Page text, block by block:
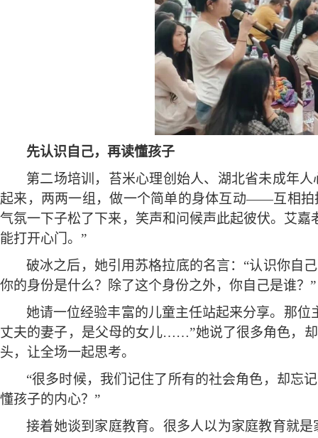
先认识自己，再读懂孩子
第二场培训，苔米心理创始人、湖北省未成年
起来，两两一组，做一个简单的身体互动——互相拍
气氛一下子松了下来，笑声和问候声此起彼伏。艾
能打开心门。”
破冰之后，她引用苏格拉底的名言： “认识你自
你的身份是什么？除了这个身份之外，你自己是谁？”
她请一位经验丰富的儿童主任站起来分享。那位
丈夫的妻子，是父母的女儿……”她说了很多角色，
头，让全场一起思考。
“很多时候，我们记住了所有的社会角色，却忘
懂孩子的内心？”
接着她谈到家庭教育。很多人以为家庭教育就